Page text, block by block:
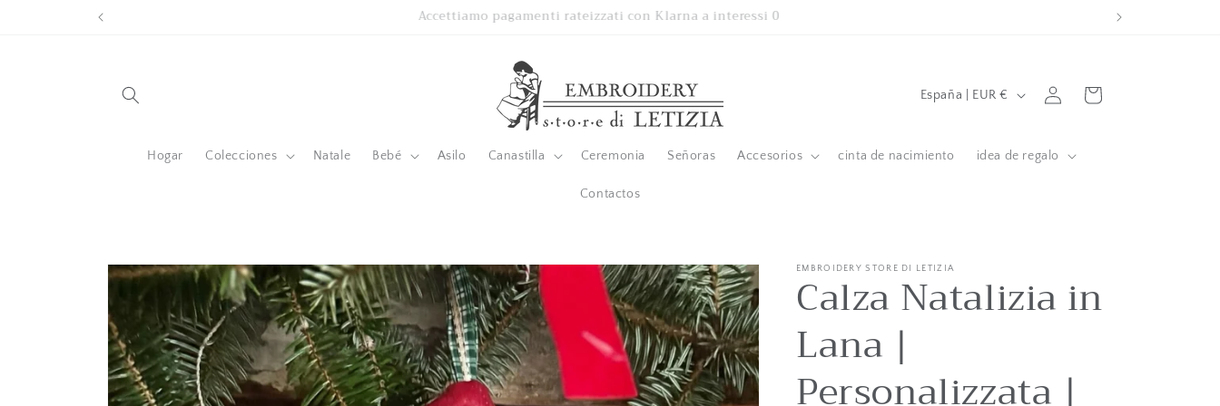
directamente
Accettiamo pagamenti rateizzati con Klarna a interessi 0
Hogar Colecciones Natale Bebé Asilo Canastilla Ceremonia Señoras Accesorios cinta de nacimiento idea de regalo
Contactos
P
í
r
e
a
España | EUR €
sesión
Carrito
directamente
a la
información
del producto
EMBROIDERY STORE DI LETIZIA
Calza Natalizia in
Lana |
Personalizzata |